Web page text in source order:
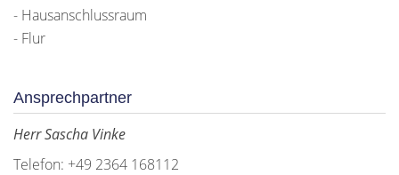
- Hausanschlussraum
- Flur
Ansprechpartner
Herr Sascha Vinke
Telefon: +49 2364 168112